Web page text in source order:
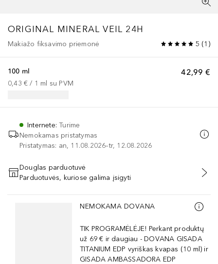
ORIGINAL MINERAL VEIL 24H
Makiažo fiksavimo priemonė 5 (1 )
42,99 €
100 ml
0,43 € / 1 ml su PVM
Internete:Turime
Nemokamas pristatymas
Pristatymas: an, 11.08.2026–tr, 12.08.2026
PRIDĖTI Į KREPŠELĮ
Douglas parduotuvė
Parduotuvės, kuriose galima įsigyti
Praleisti slankiklį
NEMOKAMA DOVANA
TIK PROGRAMĖLĖJE! Perkant produktų
už 69 € ir daugiau - DOVANA GISADA
TITANIUM EDP vyriškas kvapas (10 ml) ir
GISADA AMBASSADORA EDP